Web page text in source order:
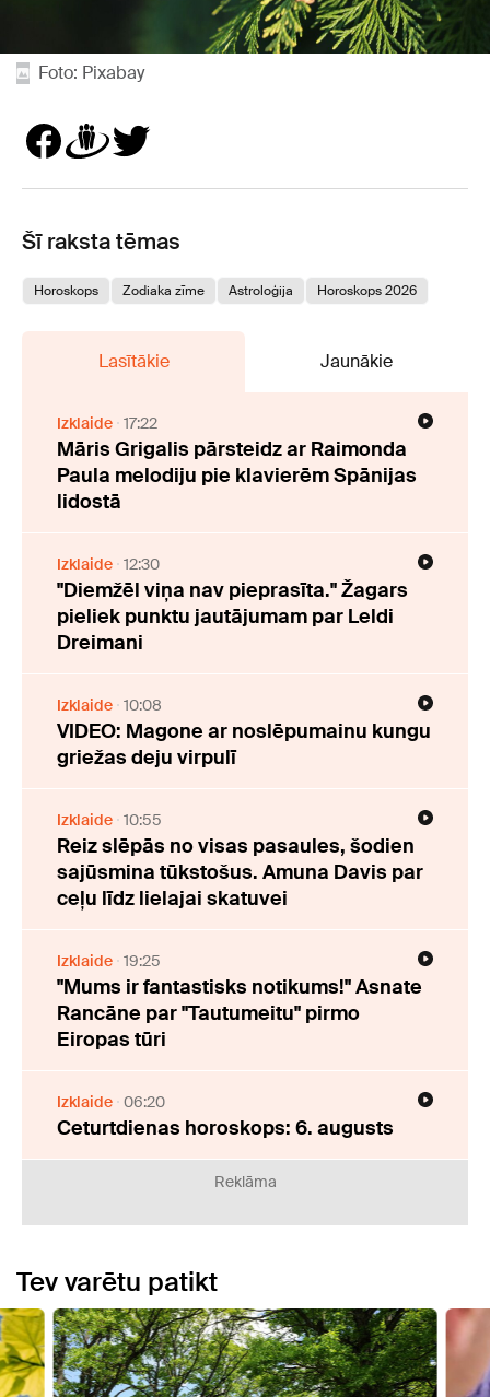
Foto: Pixabay
Šī raksta tēmas
Horoskops Zodiaka zīme Astroloģija Horoskops 2026
Lasītākie Jaunākie
Izklaide 17:22
Māris Grigalis pārsteidz ar Raimonda
Paula melodiju pie klavierēm Spānijas
lidostā
Izklaide 12:30
"Diemžēl viņa nav pieprasīta." Žagars
pieliek punktu jautājumam par Leldi
Dreimani
Izklaide 10:08
VIDEO: Magone ar noslēpumainu kungu
griežas deju virpulī
Izklaide 10:55
Reiz slēpās no visas pasaules, šodien
sajūsmina tūkstošus. Amuna Davis par
ceļu līdz lielajai skatuvei
Izklaide 19:25
"Mums ir fantastisks notikums!" Asnate
Rancāne par "Tautumeitu" pirmo
Eiropas tūri
Izklaide 06:20
Ceturtdienas horoskops: 6. augusts
Reklāma
Tev varētu patikt